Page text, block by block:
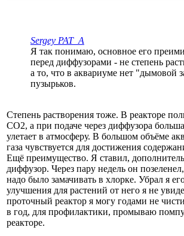
Sergey PAT_A
Я так понимаю, основное его
перед диффузорами - не степень
а то, что в аквариуме нет "дымовой
пузырьков.
Степень растворения тоже. В реакторе
СО2, а при подаче через диффузора
улетает в атмосферу. В большом объёме
газа чувствуется для достижения
Ещё преимущество. Я ставил,
диффузор. Через пару недель он
надо было замачивать в хлорке. Убрал я
улучшения для растений от него я не
проточный реактор я могу годами не
в год, для профилактики, промываю
реакторе.